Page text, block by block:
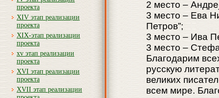
проекта
XIV этап реализации
проекта
XIX-этап реализации
проекта
xv этап реализации
проекта
XVI этап реализации
проекта
XVII этап реализации
2 место –
3 место – Ева
Петров”;
3 место – Ива
3 место –
Благодарим
русскую
великих
всем мире.